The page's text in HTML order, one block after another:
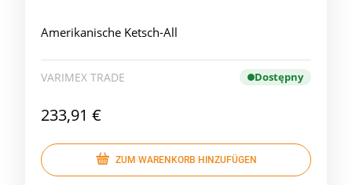
Amerikanische Ketsch-All
VARIMEX TRADE Dostępny
233,91 €
ZUM WARENKORB HINZUFÜGEN